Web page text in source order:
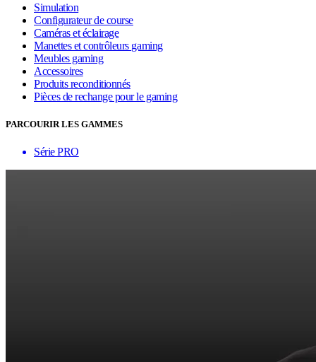
Simulation
Configurateur de course
Caméras et éclairage
Manettes et contrôleurs gaming
Meubles gaming
Accessoires
Produits reconditionnés
Pièces de rechange pour le gaming
PARCOURIR LES GAMMES
Série PRO